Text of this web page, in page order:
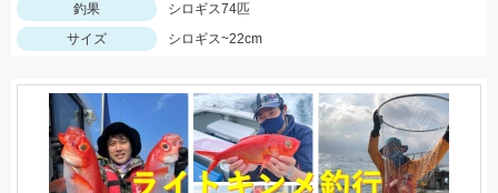
釣果
シロギス74匹
サイズ
シロギス~22cm